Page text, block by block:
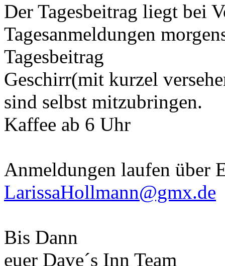
Der Tagesbeitrag liegt bei
Tagesanmeldungen
Tagesbeitrag
Geschirr(mit kurzel
sind selbst mitzubringen.
Kaffee ab 6 Uhr
Anmeldungen laufen über
LarissaHollmann@gmx.de
Bis Dann
euer Dave´s Inn Team